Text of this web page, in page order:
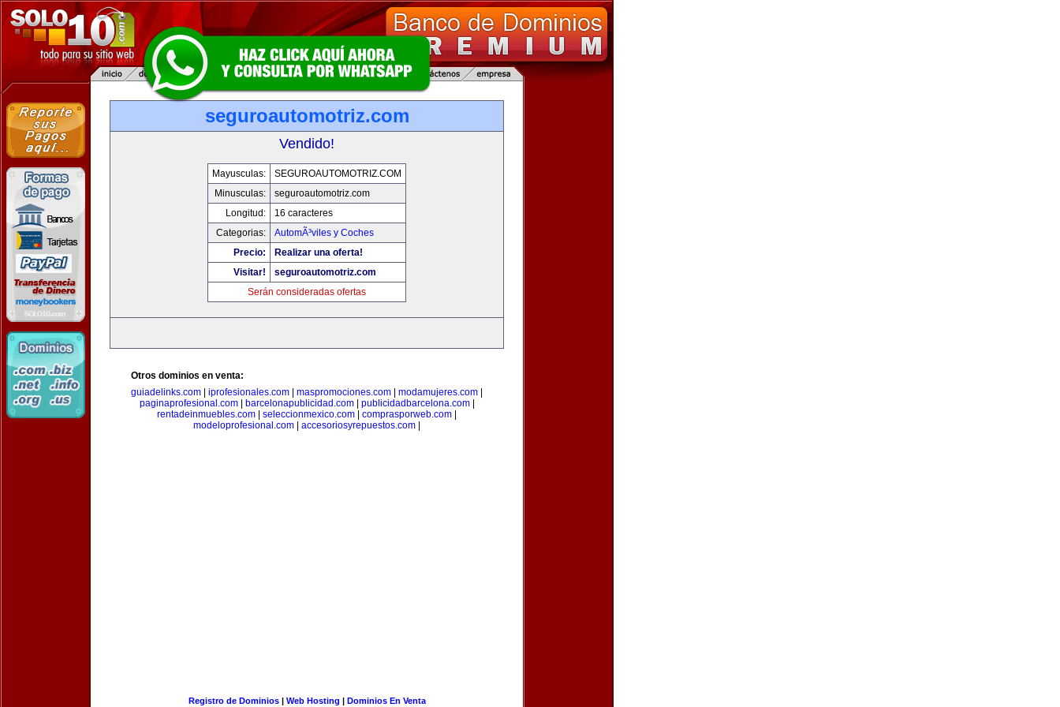
seguroautomotriz.com
Vendido!
Mayusculas:
SEGUROAUTOMOTRIZ.COM
Minusculas:
seguroautomotriz.com
Longitud:
16 caracteres
Categorias:
AutomÃ³viles y Coches
Precio:
Realizar una oferta!
Visitar!
seguroautomotriz.com
Serán consideradas ofertas
Otros dominios en venta:
guiadelinks.com
iprofesionales.com maspromociones.com modamujeres.com
paginaprofesional.com| barcelonapublicidad.com| publicidadbarcelona.com|
rentadeinmuebles.com
seleccionmexico.com comprasporweb.com
modeloprofesional.com
accesoriosyrepuestos.com
Registro de Dominios| Web Hosting | Dominios En Venta